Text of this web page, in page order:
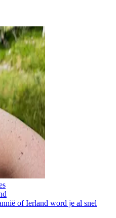
of Ierland word je al snel